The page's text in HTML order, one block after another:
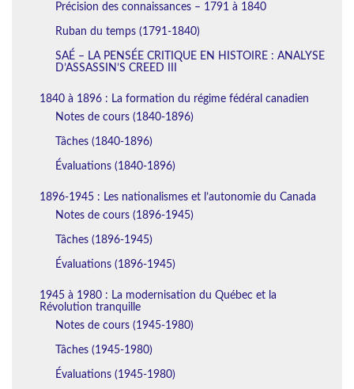
Précision des connaissances – 1791 à 1840
Ruban du temps (1791-1840)
SAÉ – LA PENSÉE CRITIQUE EN HISTOIRE : ANALYSE
D’ASSASSIN’S CREED III
1840 à 1896 : La formation du régime fédéral canadien
Notes de cours (1840-1896)
Tâches (1840-1896)
Évaluations (1840-1896)
1896-1945 : Les nationalismes et l’autonomie du Canada
Notes de cours (1896-1945)
Tâches (1896-1945)
Évaluations (1896-1945)
1945 à 1980 : La modernisation du Québec et la
Révolution tranquille
Notes de cours (1945-1980)
Tâches (1945-1980)
Évaluations (1945-1980)